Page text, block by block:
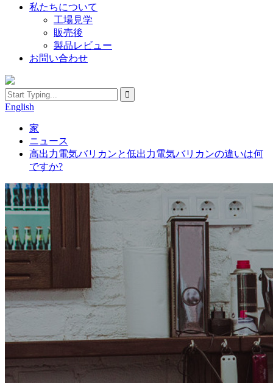
私たちについて
工場見学
販売後
製品レビュー
お問い合わせ
English
家
ニュース
高出力電気バリカンと低出力電気バリカンの違いは何
ですか?